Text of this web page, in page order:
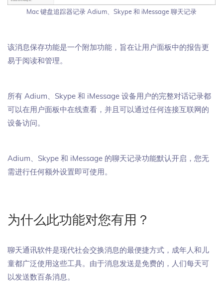
Mac 键盘追踪器记录 Adium、Skype 和 iMessage 聊天记录
该消息保存功能是一个附加功能，旨在让用户面板中的报告更
易于阅读和管理。
所有 Adium、Skype 和 iMessage 设备用户的完整对话记录都
可以在用户面板中在线查看，并且可以通过任何连接互联网的
设备访问。
Adium、Skype 和 iMessage 的聊天记录功能默认开启，您无
需进行任何额外设置即可使用。
为什么此功能对您有用？
聊天通讯软件是现代社会交换消息的最便捷方式，成年人和儿
童都广泛使用这些工具。由于消息发送是免费的，人们每天可
以发送数百条消息。